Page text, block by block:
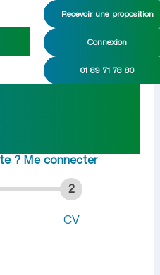
Recevoir une proposition
Connexion
01 89 71 78 80
et-
maideoà
? Me connecter
2
CV